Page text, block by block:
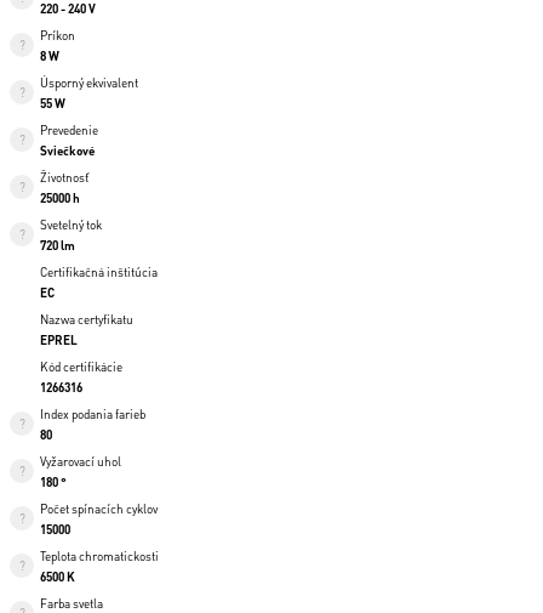
220 - 240 V
Príkon
8 W
Úsporný ekvivalent
55 W
Prevedenie
Sviečkové
Životnosť
25000 h
Svetelný tok
720 lm
Certifikačná inštitúcia
EC
Nazwa certyfikatu
EPREL
Kód certifikácie
1266316
Index podania farieb
80
Vyžarovací uhol
180 °
Počet spínacích cyklov
15000
Teplota chromatickosti
6500 K
Farba svetla